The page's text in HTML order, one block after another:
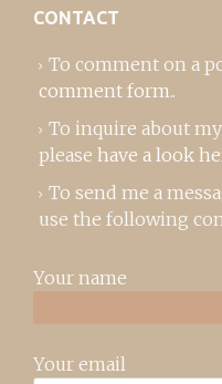
CONTACT
To comment on a
comment form..
To inquire about
please have a look
To send me a
use the following
Your name
Your email